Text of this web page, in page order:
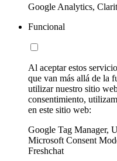
Google Analytics,
Funcional
Al aceptar estos
que van más allá de la
utilizar nuestro sitio
consentimiento,
en este sitio web:
Google Tag Manager,
Microsoft Consent
Freshchat